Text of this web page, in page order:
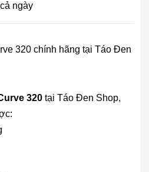
ngày
320 chính hãng tại Táo Đen
320 tại Táo Đen Shop,